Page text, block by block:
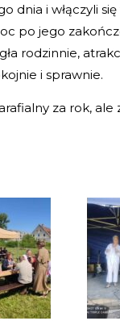
dnia i włączyli
po jego
rodzinnie,
i sprawnie.
za rok, ale